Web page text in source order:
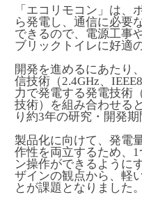
「エコリモコン」は、
ら発電し、通信に必要
できるので、電源工事
ブリックトイレに好適
開発を進めるにあたり
信技術（2.4GHz、
力で発電する発電技術
技術）を組み合わせる
り約3年の研究・開発
製品化に向けて、発電
作性を両立するため、
ン操作ができるように
ザインの観点から、軽
とが課題となりました。